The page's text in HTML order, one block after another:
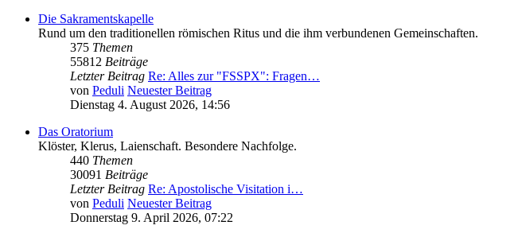
Die Sakramentskapelle
Rund um den traditionellen römischen Ritus und die ihm verbundenen Gemeinschaften.
375 Themen
55812 Beiträge
Letzter Beitrag Re: Alles zur "FSSPX": Fragen…
von Peduli Neuester Beitrag
Dienstag 4. August 2026, 14:56
Das Oratorium
Klöster, Klerus, Laienschaft. Besondere Nachfolge.
440 Themen
30091 Beiträge
Letzter Beitrag Re: Apostolische Visitation i…
von Peduli Neuester Beitrag
Donnerstag 9. April 2026, 07:22